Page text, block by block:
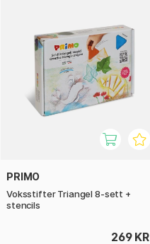
PRIMO
Voksstifter Triangel 8-sett +
stencils
269 KR